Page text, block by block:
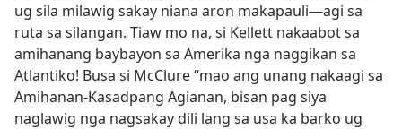
ug sila milawig sakay niana aron makapauli​—agi sa
ruta sa silangan. Tiaw mo na, si Kellett nakaabot sa
amihanang baybayon sa Amerika nga naggikan sa
Atlantiko! Busa si McClure “mao ang unang nakaagi sa
Amihanan-Kasadpang Agianan, bisan pag siya
naglawig nga nagsakay dili lang sa usa ka barko ug